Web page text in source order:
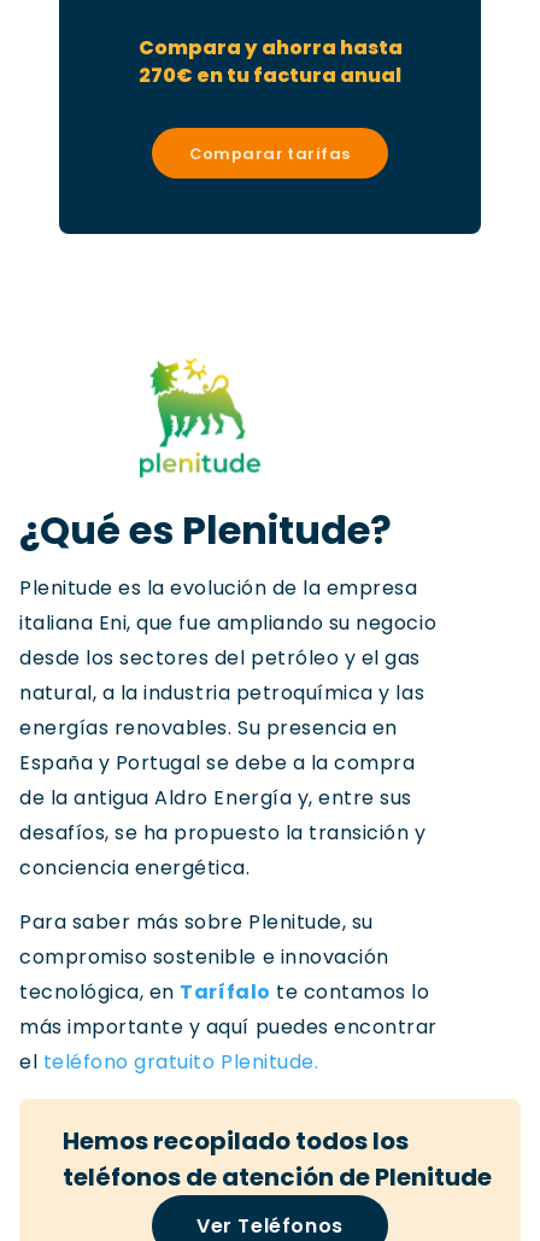
Compara y ahorra hasta
270€ en tu factura anual
Comparar tarifas
¿Qué es Plenitude?
Plenitude es la evolución de la empresa
italiana Eni, que fue ampliando su negocio
desde los sectores del petróleo y el gas
natural, a la industria petroquímica y las
energías renovables. Su presencia en
España y Portugal se debe a la compra
de la antigua Aldro Energía y, entre sus
desafíos, se ha propuesto la transición y
conciencia energética.
Para saber más sobre Plenitude, su
compromiso sostenible e innovación
tecnológica, en Tarífalo te contamos lo
más importante y aquí puedes encontrar
el teléfono gratuito Plenitude.
Hemos recopilado todos los
teléfonos de atención de Plenitude
Ver Teléfonos